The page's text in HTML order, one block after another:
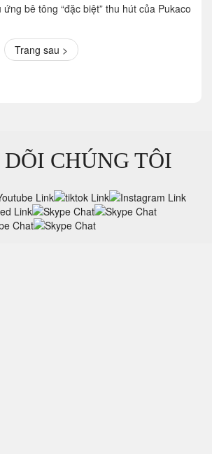
bê tông “đặc biệt” thu hút của Pukaco
Trang sau >
CHÚNG TÔI